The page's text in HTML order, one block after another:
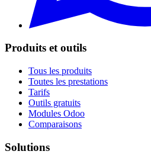
Produits et outils
Tous les produits
Toutes les prestations
Tarifs
Outils gratuits
Modules Odoo
Comparaisons
Solutions